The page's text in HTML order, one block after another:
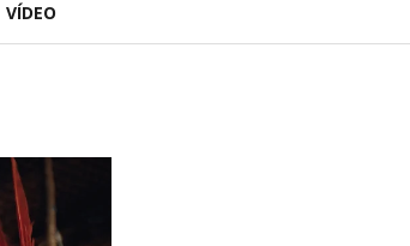
VÍDEO